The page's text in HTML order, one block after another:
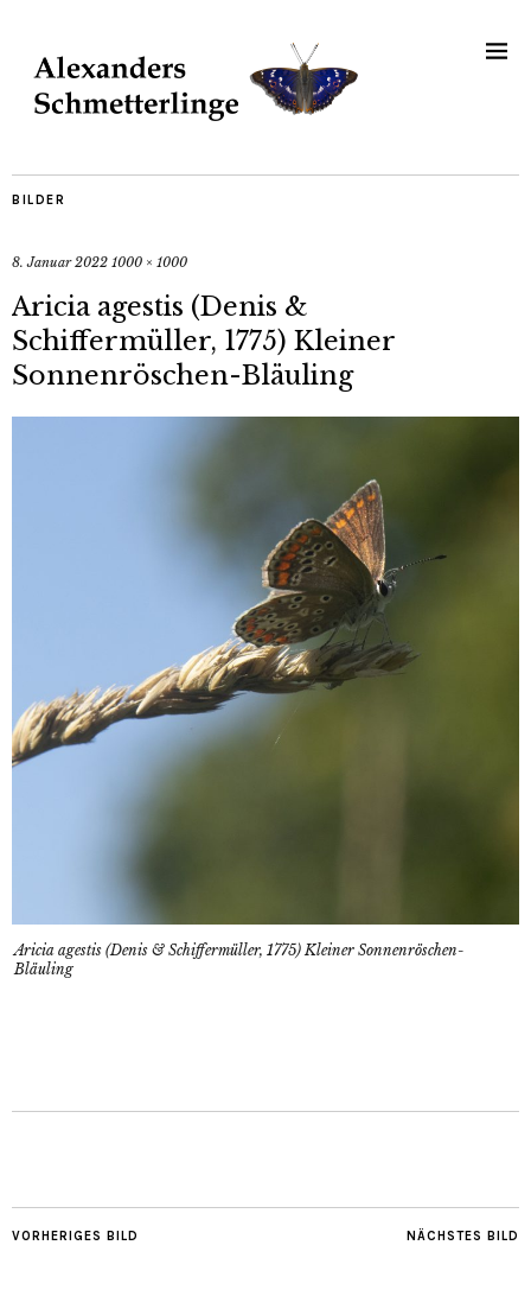
BILDER
8. Januar 2022 1000 × 1000
Aricia agestis (Denis &
Schiffermüller, 1775) Kleiner
Sonnenröschen-Bläuling
Aricia agestis (Denis & Schiffermüller, 1775) Kleiner Sonnenröschen-
Bläuling
NÄCHSTES BILD
VORHERIGES BILD